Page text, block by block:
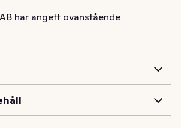
har angett ovanstående